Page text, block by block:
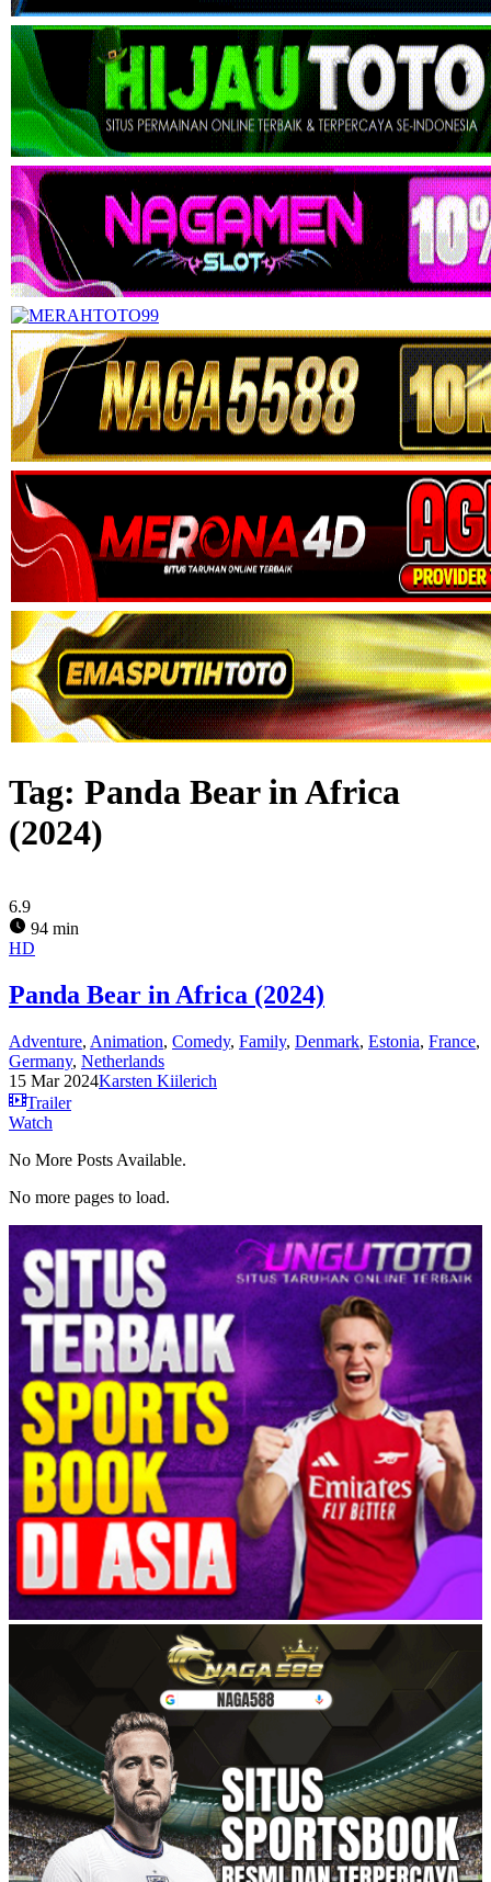
Tag: Panda Bear in Africa
(2024)
6.9
94 min
HD
Panda Bear in Africa (2024)
Adventure, Animation, Comedy, Family, Denmark, Estonia, France,
Germany, Netherlands
15 Mar 2024Karsten Kiilerich
Trailer
Watch
No More Posts Available.
No more pages to load.